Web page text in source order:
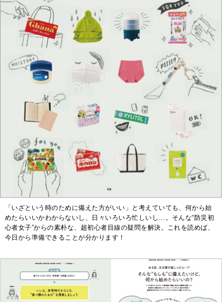
「いざという時のために備えた方がいい」と考えていても、何から始
めたらいいかわからないし、日々いろいろ忙しいし…。そんな“防災初
心者女子”からの素朴な、超初心者目線の疑問を解決。これを読めば、
今日から準備できることが分かります！